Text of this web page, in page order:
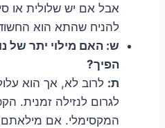
אבל אם יש שלולית או
להניח שהתא הוא
ש: האם מילוי יתר של
הפיך?
ת: לרוב לא, אך הוא
לגרום לנזילה זמנית.
המקסימלי. אם מילאתם